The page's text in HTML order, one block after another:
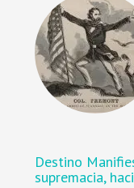
Destino
supremacia,